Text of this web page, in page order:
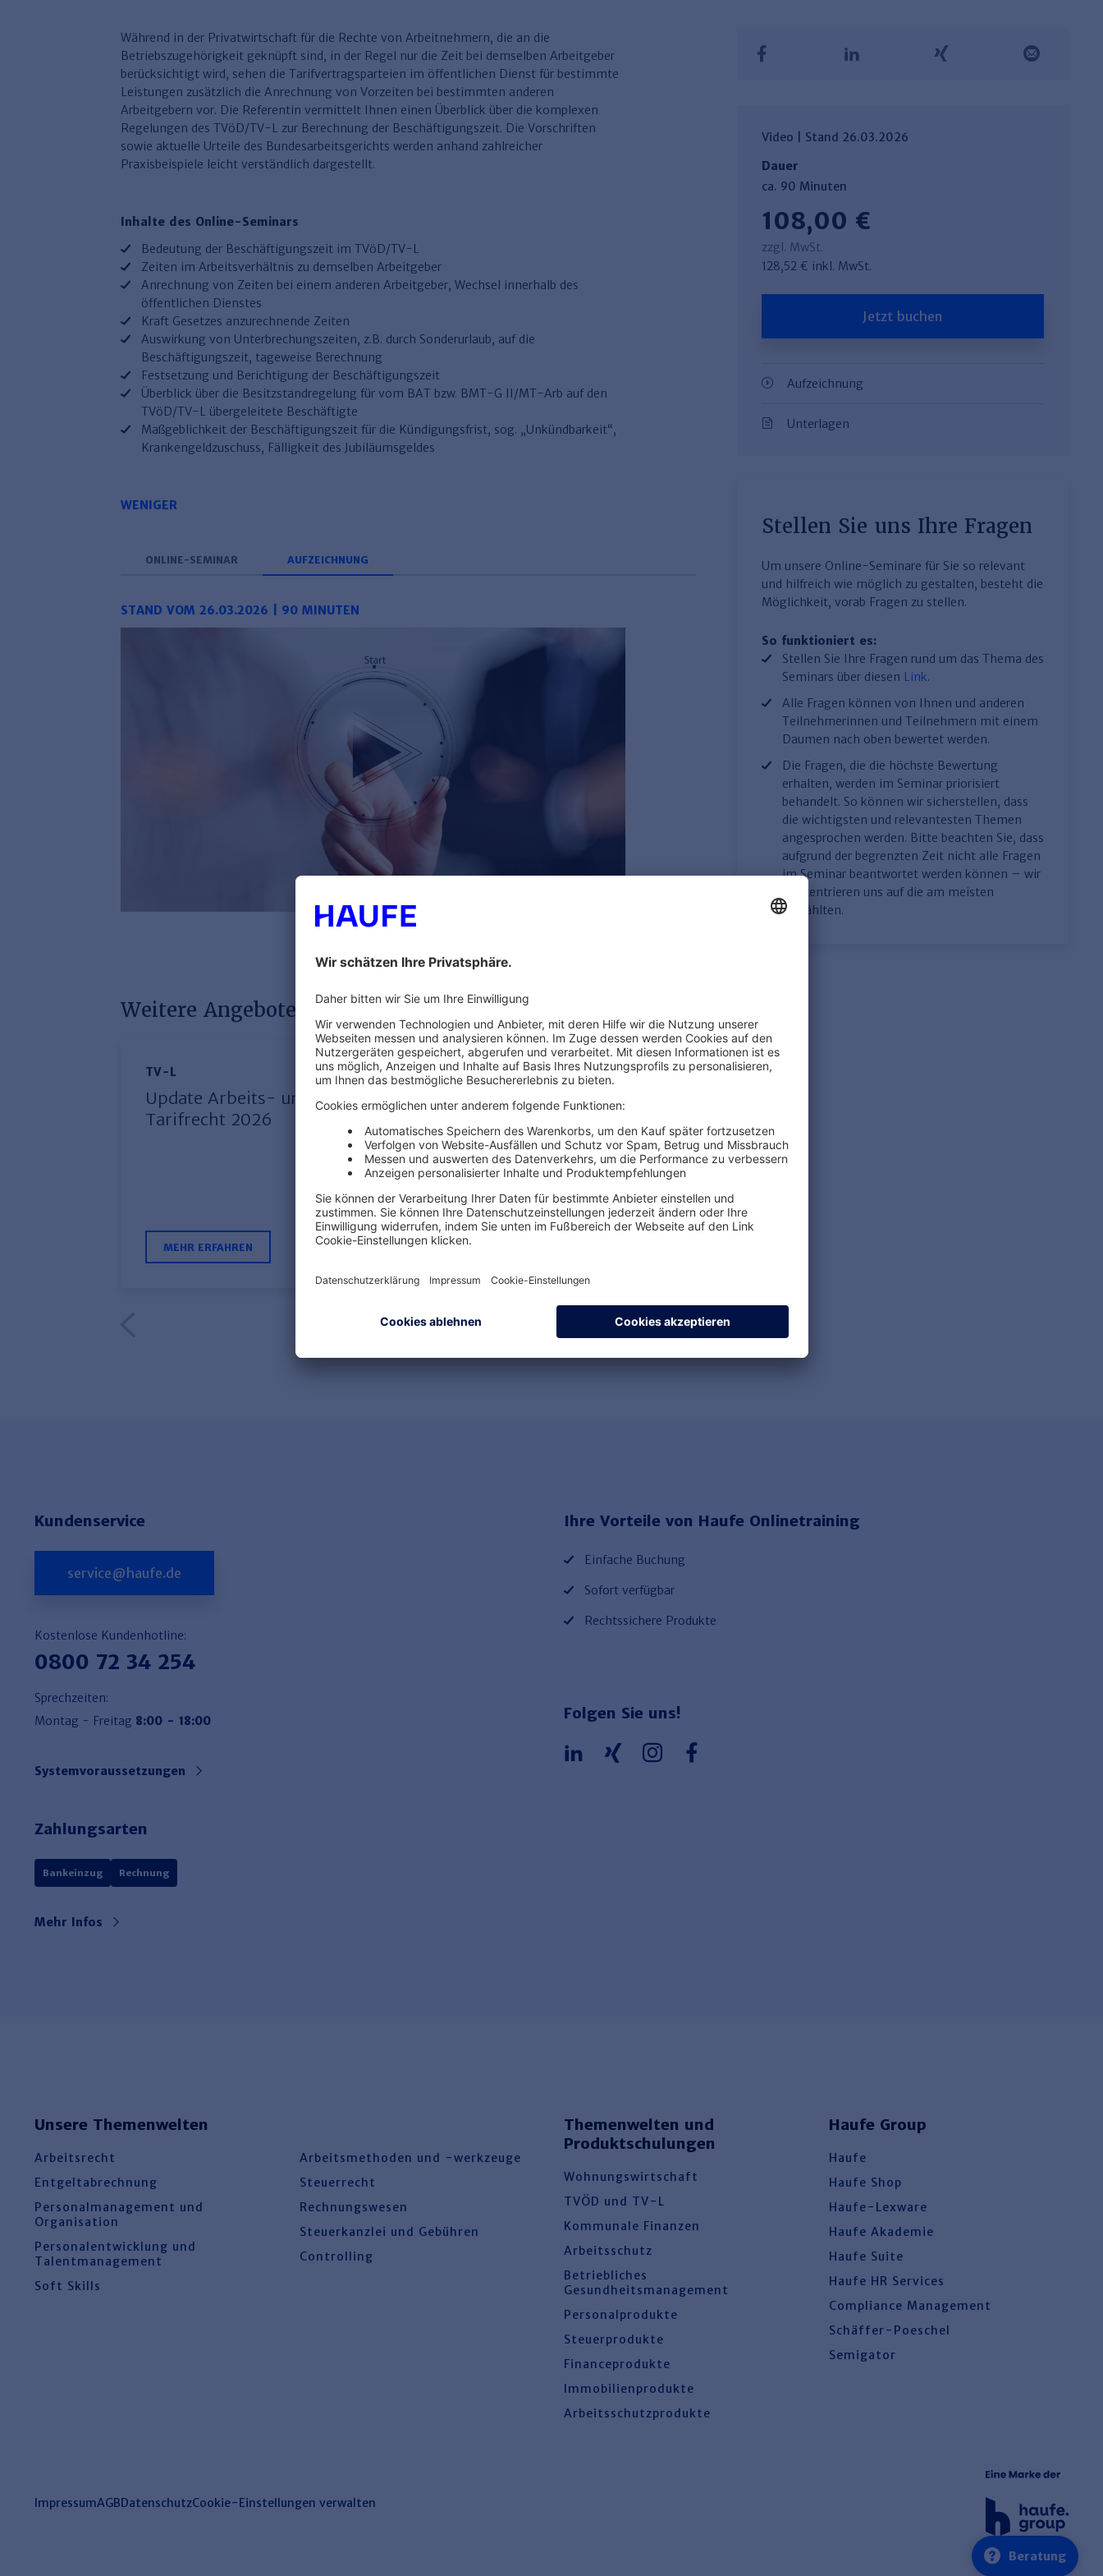
Während in der Privatwirtschaft für die Rechte von Arbeitnehmern, die an die
Betriebszugehörigkeit geknüpft sind, in der Regel nur die Zeit bei demselben Arbeitgeber
berücksichtigt wird, sehen die Tarifvertragsparteien im öffentlichen Dienst für bestimmte
Leistungen zusätzlich die Anrechnung von Vorzeiten bei bestimmten anderen
Arbeitgebern vor. Die Referentin vermittelt Ihnen einen Überblick über die komplexen
Regelungen des TVöD/TV-L zur Berechnung der Beschäftigungszeit. Die Vorschriften
sowie aktuelle Urteile des Bundesarbeitsgerichts werden anhand zahlreicher
Praxisbeispiele leicht verständlich dargestellt.
Inhalte des Online-Seminars
Bedeutung der Beschäftigungszeit im TVöD/TV-L
Zeiten im Arbeitsverhältnis zu demselben Arbeitgeber
Anrechnung von Zeiten bei einem anderen Arbeitgeber, Wechsel innerhalb des
öffentlichen Dienstes
Kraft Gesetzes anzurechnende Zeiten
Auswirkung von Unterbrechungszeiten, z.B. durch Sonderurlaub, auf die
Beschäftigungszeit, tageweise Berechnung
Festsetzung und Berichtigung der Beschäftigungszeit
Überblick über die Besitzstandregelung für vom BAT bzw. BMT-G II/MT-Arb auf den
TVöD/TV-L übergeleitete Beschäftigte
Maßgeblichkeit der Beschäftigungszeit für die Kündigungsfrist, sog. „Unkündbarkeit“,
Krankengeldzuschuss, Fälligkeit des Jubiläumsgeldes
WENIGER
ONLINE-SEMINAR AUFZEICHNUNG
STAND VOM 26.03.2026 | 90 MINUTEN
Video | Stand 26.03.2026
Dauer
ca. 90 Minuten
108,00 €
zzgl. MwSt.
128,52 € inkl. MwSt.
Jetzt buchen
Aufzeichnung
Unterlagen
Stellen Sie uns Ihre Fragen
Um unsere Online-Seminare für Sie so relevant
und hilfreich wie möglich zu gestalten, besteht die
Möglichkeit, vorab Fragen zu stellen.
So funktioniert es:
Stellen Sie Ihre Fragen rund um das Thema des
Seminars über diesen Link.
Alle Fragen können von Ihnen und anderen
Teilnehmerinnen und Teilnehmern mit einem
Daumen nach oben bewertet werden.
Die Fragen, die die höchste Bewertung
erhalten, werden im Seminar priorisiert
behandelt. So können wir sicherstellen, dass
die wichtigsten und relevantesten Themen
angesprochen werden. Bitte beachten Sie, dass
aufgrund der begrenzten Zeit nicht alle Fragen
im Seminar beantwortet werden können – wir
konzentrieren uns auf die am meisten
gewählten.
Weitere Angebote mit dieser Referentin
TV-L
Update Arbeits- und
Tarifrecht 2026
MEHR ERFAHREN
TV-L
Wiederaufnahme der
Mutterschutz und
Elternzeit
MEHR ERFAHREN
TV-L
Erwerbsfähigkeit –
Auswirkungen im
TVöD/TV-L
Ihre Vorteile von Haufe Onlinetraining
Einfache Buchung
Sofort verfügbar
Rechtssichere Produkte
Folgen Sie uns!
Kundenservice
service@haufe.de
Kostenlose Kundenhotline:
0800 72 34 254
Sprechzeiten:
Montag - Freitag 8:00 - 18:00
Systemvoraussetzungen
Zahlungsarten
Bankeinzug Rechnung
Mehr Infos
Unsere Themenwelten
Arbeitsrecht
Entgeltabrechnung
Personalmanagement und
Organisation
Personalentwicklung und
Talentmanagement
Soft Skills
Arbeitsmethoden und -werkzeuge
Steuerrecht
Rechnungswesen
Steuerkanzlei und Gebühren
Controlling
Themenwelten und
Produktschulungen
Wohnungswirtschaft
TVÖD und TV-L
Kommunale Finanzen
Arbeitsschutz
Betriebliches
Gesundheitsmanagement
Personalprodukte
Steuerprodukte
Financeprodukte
Immobilienprodukte
Arbeitsschutzprodukte
Haufe Group
Haufe
Haufe Shop
Haufe-Lexware
Haufe Akademie
Haufe Suite
Haufe HR Services
Compliance Management
Schäffer-Poeschel
Semigator
ImpressumAGBDatenschutzCookie-Einstellungen verwalten
Beratung